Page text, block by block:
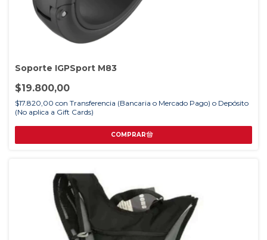
Soporte IGPSport M83
$19.800,00
$17.820,00 con Transferencia (Bancaria o Mercado Pago) o Depósito
(No aplica a Gift Cards)